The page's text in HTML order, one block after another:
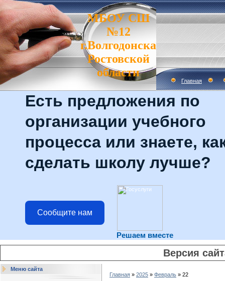
МБОУ СШ
№12
г.Волгодонска
Ростовской
области
Главная
Есть предложения по
организации учебного
процесса или знаете,
сделать школу лучше?
Сообщите нам
Решаем вместе
Версия
Меню сайта
Главная » 2025 » Февраль » 22